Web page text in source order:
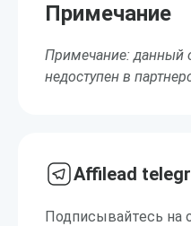
Примечание
Примечание: данный
недоступен в
Affilead
Подписывайтесь на